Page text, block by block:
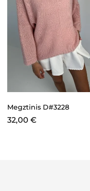
Megztinis D#3228
32,00 €